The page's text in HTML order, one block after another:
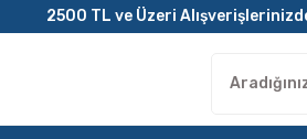
2500 TL ve Üzeri